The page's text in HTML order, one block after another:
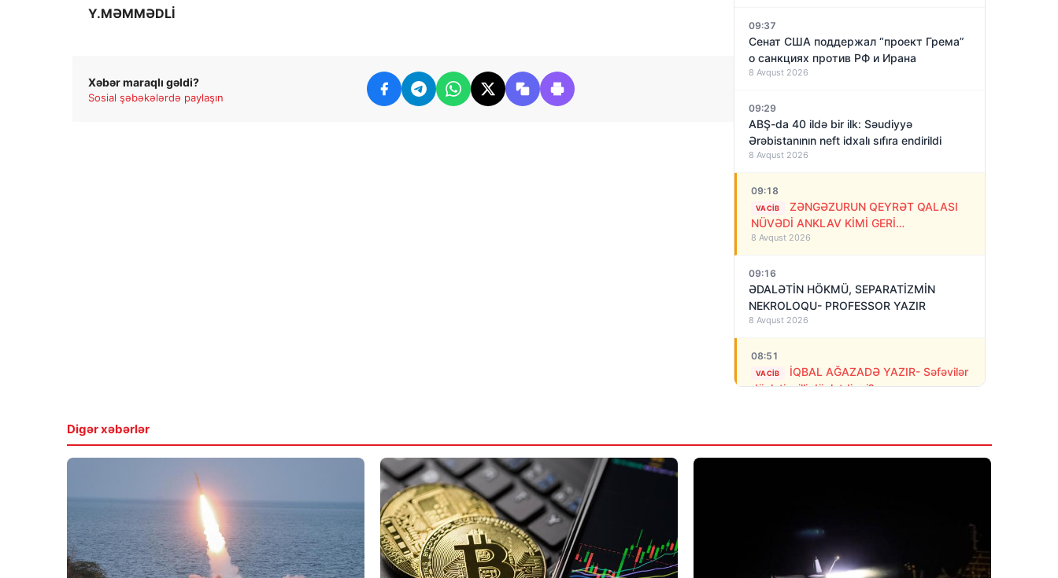
Y.MƏMMƏDLİ
Xəbər maraqlı gəldi?
Sosial şəbəkələrdə paylaşın
09:37
Сенат США поддержал “проект Грема”
о санкциях против РФ и Ирана
8 Avqust 2026
09:29
ABŞ-da 40 ildə bir ilk: Səudiyyə
Ərəbistanının neft idxalı sıfıra endirildi
8 Avqust 2026
09:18
VACIB
ZƏNGƏZURUN QEYRƏT QALASI
NÜVƏDİ ANKLAV KİMİ GERİ
QAYTARILMALIDIR!
8 Avqust 2026
09:16
ƏDALƏTİN HÖKMÜ, SEPARATİZMİN
NEKROLOQU- PROFESSOR YAZIR
8 Avqust 2026
08:51
VACIB
İQBAL AĞAZADƏ YAZIR- Səfəvilər
dövləti milli dövlətdirmi?
Rusiya Kiyevə PUA-larla hücum edib: 3
nəfər ölüb, dağıntılar var
Digər xəbərlər